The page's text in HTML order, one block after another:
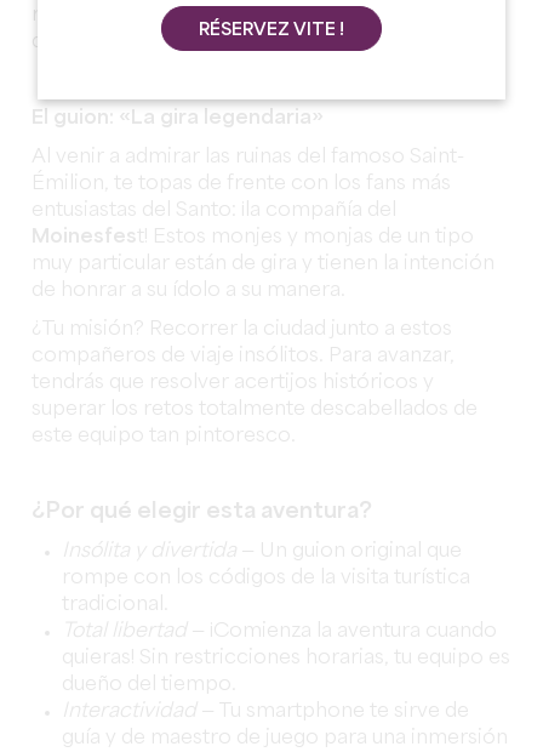
rock, prepárate para una inmersión insólita
donde la historia se mezcla con el humor.
El guion: «La gira legendaria»
Al venir a admirar las ruinas del famoso Saint-
Émilion, te topas de frente con los fans más
entusiastas del Santo: ¡la compañía del
Moinesfest! Estos monjes y monjas de un tipo
muy particular están de gira y tienen la intención
de honrar a su ídolo a su manera.
¿Tu misión? Recorrer la ciudad junto a estos
compañeros de viaje insólitos. Para avanzar,
tendrás que resolver acertijos históricos y
superar los retos totalmente descabellados de
este equipo tan pintoresco.
¿Por qué elegir esta aventura?
Insólita y divertida — Un guion original que
rompe con los códigos de la visita turística
tradicional.
Total libertad — ¡Comienza la aventura cuando
quieras! Sin restricciones horarias, tu equipo es
dueño del tiempo.
Interactividad — Tu smartphone te sirve de
guía y de maestro de juego para una inmersión
RÉSERVEZ VITE !